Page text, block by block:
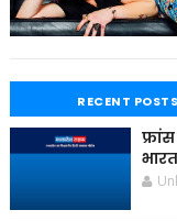
RECENT POSTS